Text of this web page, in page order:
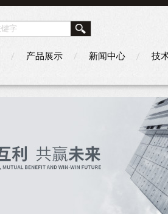
产品展示 新闻中心 技